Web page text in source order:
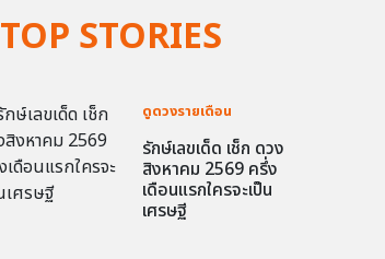
TOP STORIES
ดูดวงรายเดือน
รักษ์เลขเด็ด เช็ก ดวง
สิงหาคม 2569 ครึ่ง
เดือนแรกใครจะเป็น
เศรษฐี